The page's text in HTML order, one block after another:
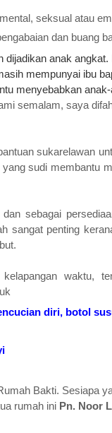
seksual atau
dan buang
anak
mempunyai ibu
menyebabkan
semalam, saya
sukarelawan
sudi membantu
sebagai
sangat penting
waktu,
diri, botol
Bakti. Sesiapa
rumah ini Pn. Noor